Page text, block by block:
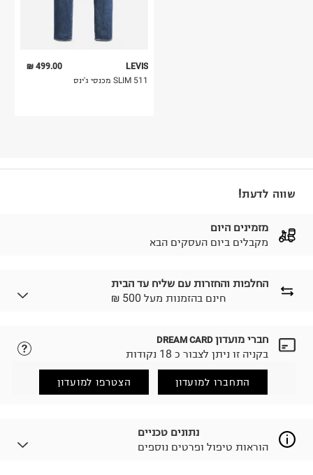
499.00 ₪
LEVIS
511 SLIM מכנסי ג'ינס
שווה לדעת!
מזמינים היום
מקבלים ביום העסקים הבא
החלפות והחזרות עם שליח עד הבית
₪ חינם בהזמנות מעל 500
לבחירת בשיטת המשלוח המתאימה לכם,
הזמנתם והתחרטתם?
(במקום ב-19.9 ₪) לזמן מוגבל! חינם בהזמנות מעל 500 ₪.
למידע נא ללחוץ כאן
.
לפני החזרת החבילה, חשוב להדביק את מדבקת הגוביינא על
חברי מועדון DREAM CARD
בקניה זו ניתן לצבור כ 18 נקודות
התחברו למועדון הצטרפו למועדון
נתונים טכניים
הוראות טיפול ופרטים נוספים